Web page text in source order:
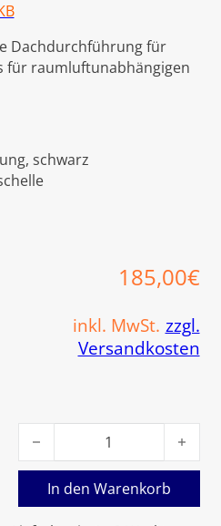
Dachdurchführung für
für raumluftunabhängigen
schwarz
185,00€
inkl. MwSt. zzgl.
Versandkosten
Viessmann AZ-
In den Warenkorb